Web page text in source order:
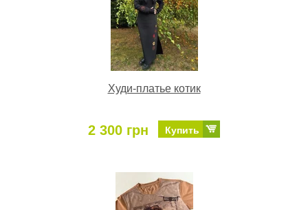
Худи-платье котик
2 300 грн Купить